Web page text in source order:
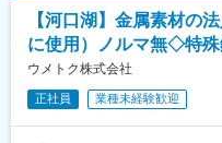
当社では安定供給と流
る高機能物流を土台に、
る様々なサービス展開
また、女性活躍推進「え
勤務制度対象者の拡大や
員が、再び当社で活躍で
性が活躍できる環境整
※別途仕入先企業や加工
※ノルマはありません。
山梨の大手装置メーカ
で20分程度の距離）
【河口湖】金属素材の
に使用）ノルマ無◇特
ウメトク株式会社
正社員 業種未経験歓迎